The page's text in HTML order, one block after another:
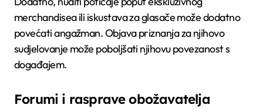
merchandisea ili iskustava za glasače može dodatno
povećati angažman. Objava priznanja za njihovo
sudjelovanje može poboljšati njihovu povezanost s
događajem.
Forumi i rasprave obožavatelja